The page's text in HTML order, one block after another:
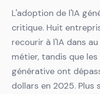
L'adoption de l'IA
critique. Huit
recourir à l'IA dans
métier, tandis que
générative ont
dollars en 2025. Plus